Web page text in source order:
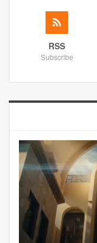
RSS
Subscribe